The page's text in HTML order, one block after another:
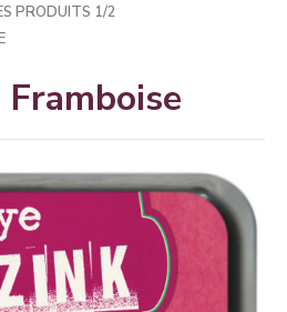
PRODUITS 1/2